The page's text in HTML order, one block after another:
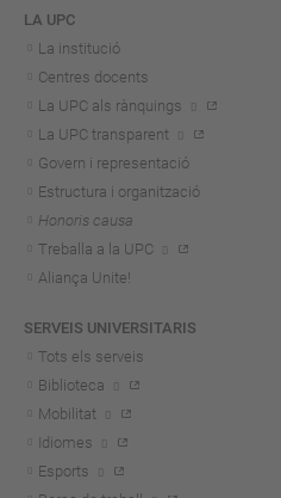
LA UPC
La institució
Centres docents
La UPC als rànquings
La UPC transparent
Govern i representació
Estructura i organització
Honoris causa
Treballa a la UPC
Aliança Unite!
SERVEIS UNIVERSITARIS
Tots els serveis
Biblioteca
Mobilitat
Idiomes
Esports